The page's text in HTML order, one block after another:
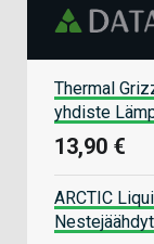
Thermal
yhdiste
13,90 €
ARCTIC